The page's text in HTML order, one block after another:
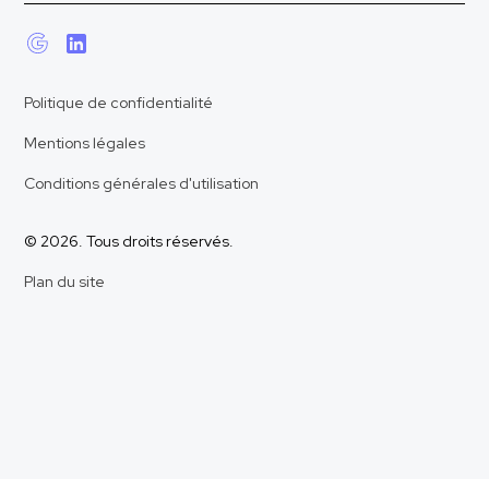
© 2026. Tous droits réservés.
Politique de confidentialité
Mentions légales
Conditions générales d'utilisation
Plan du site